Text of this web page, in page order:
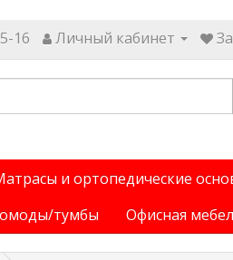
16 Личный кабинет
и ортопедические
тумбы Офисная